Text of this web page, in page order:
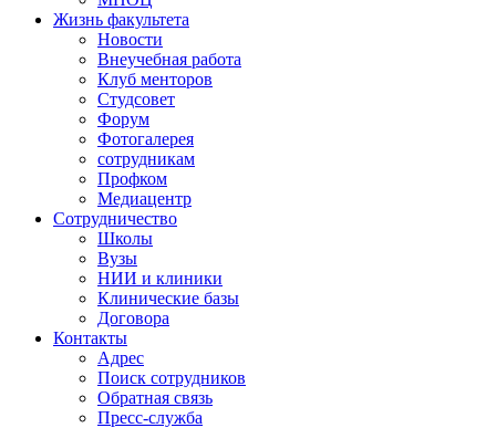
Жизнь факультета
Новости
Внеучебная работа
Клуб менторов
Студсовет
Форум
Фотогалерея
сотрудникам
Профком
Медиацентр
Сотрудничество
Школы
Вузы
НИИ и клиники
Клинические базы
Договора
Контакты
Адрес
Поиск сотрудников
Обратная связь
Пресс-служба